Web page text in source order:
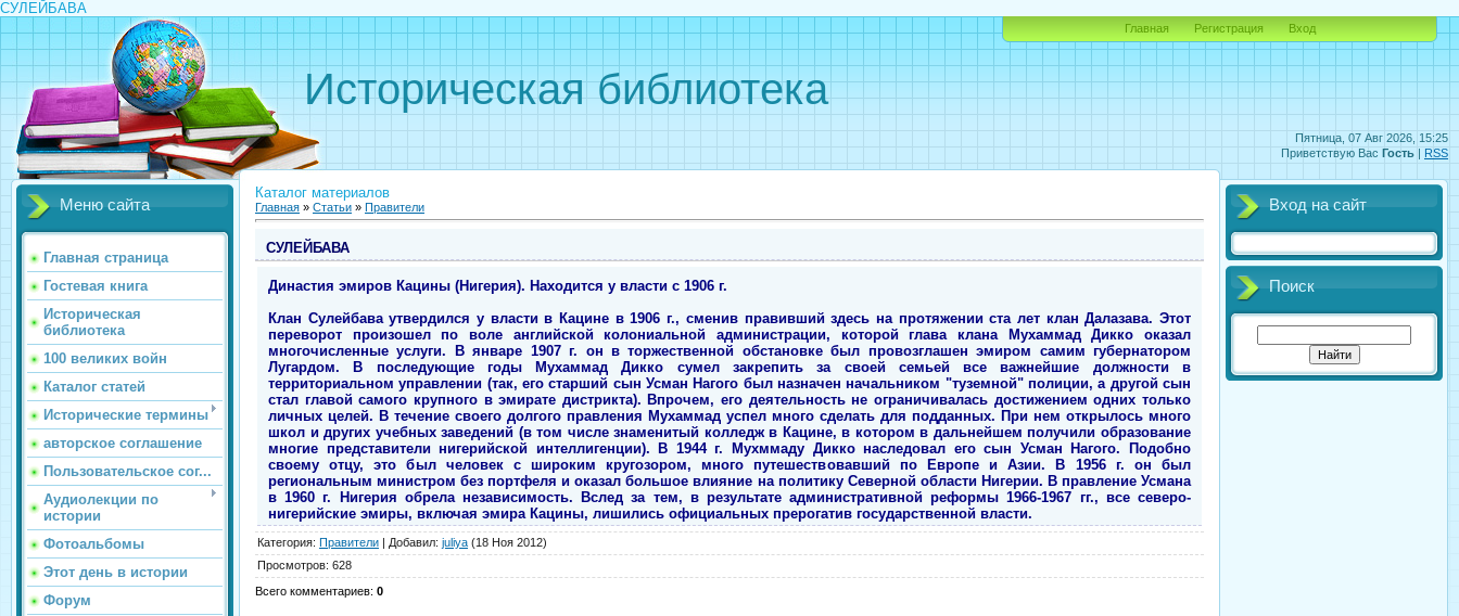
СУЛЕЙБАВА
Пятница, 07 Авг 2026, 15:25
Приветствую Вас Гость | RSS
Историческая библиотека
Главная Регистрация Вход
Меню сайта
Главная страница
Гостевая книга
Историческая
библиотека
100 великих войн
Каталог статей
Исторические термины
авторское соглашение
Пользовательское сог...
Аудиолекции по
истории
Фотоальбомы
Этот день в истории
Форум
Каталог материалов
Главная » Статьи » Правители
СУЛЕЙБАВА
Династия эмиров Кацины (Нигерия). Находится у власти с 1906 г.
Клан Сулейбава утвердился у власти в Кацине в 1906 г., сменив правивший здесь на протяжении ста лет клан Далазава. Этот
переворот произошел по воле английской колониальной администрации, которой глава клана Мухаммад Дикко оказал
многочисленные услуги. В январе 1907 г. он в торжественной обстановке был провозглашен эмиром самим губернатором
Лугардом. В последующие годы Мухаммад Дикко сумел закрепить за своей семьей все важнейшие должности в
территориальном управлении (так, его старший сын Усман Нагого был назначен начальником "туземной" полиции, а другой сын
стал главой самого крупного в эмирате дистрикта). Впрочем, его деятельность не ограничивалась достижением одних только
личных целей. В течение своего долгого правления Мухаммад успел много сделать для подданных. При нем открылось много
школ и других учебных заведений (в том числе знаменитый колледж в Кацине, в котором в дальнейшем получили образование
многие представители нигерийской интеллигенции). В 1944 г. Мухммаду Дикко наследовал его сын Усман Нагого. Подобно
своему отцу, это был человек с широким кругозором, много путешествовавший по Европе и Азии. В 1956 г. он был
региональным министром без портфеля и оказал большое влияние на политику Северной области Нигерии. В правление Усмана
в 1960 г. Нигерия обрела независимость. Вслед за тем, в результате административной реформы 1966-1967 гг., все северо-
нигерийские эмиры, включая эмира Кацины, лишились официальных прерогатив государственной власти.
Категория: Правители | Добавил: juliya (18 Ноя 2012)
Просмотров: 628
Всего комментариев: 0
Вход на сайт
Поиск